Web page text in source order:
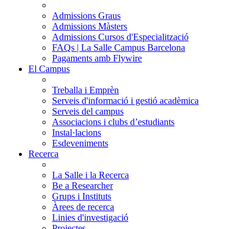
Admissions Graus
Admissions Màsters
Admissions Cursos d'Especialització
FAQs | La Salle Campus Barcelona
Pagaments amb Flywire
El Campus
Treballa i Emprèn
Serveis d'informació i gestió acadèmica
Serveis del campus
Associacions i clubs d’estudiants
Instal·lacions
Esdeveniments
Recerca
La Salle i la Recerca
Be a Researcher
Grups i Instituts
Àrees de recerca
Linies d'investigació